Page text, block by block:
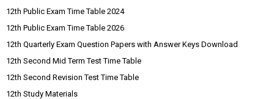
12th Public Exam Time Table 2024
12th Public Exam Time Table 2026
12th Quarterly Exam Question Papers with Answer Keys Download
12th Second Mid Term Test Time Table
12th Second Revision Test Time Table
12th Study Materials